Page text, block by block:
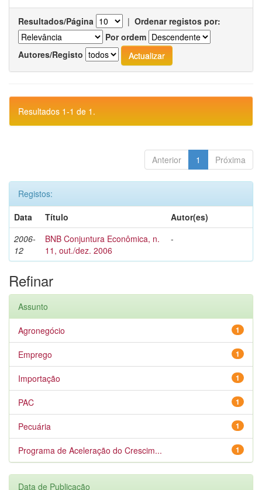
Resultados/Página | Ordenar registos por:
Por ordem
Autores/Registo
Resultados 1-1 de 1.
Anterior 1 Próxima
Registos:
Data
Título
Autor(es)
2006-
12
BNB Conjuntura Econômica, n.
11, out./dez. 2006
-
Refinar
Assunto
1
Agronegócio
1
Emprego
1
Importação
1
PAC
1
Pecuária
1
Programa de Aceleração do Crescim...
Data de Publicação